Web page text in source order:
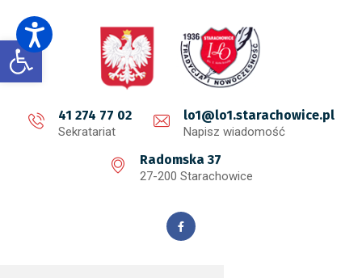
Open toolbar
41 274 77 02
Sekratariat
lo1@lo1.starachowice.pl
Napisz wiadomość
Radomska 37
27-200 Starachowice